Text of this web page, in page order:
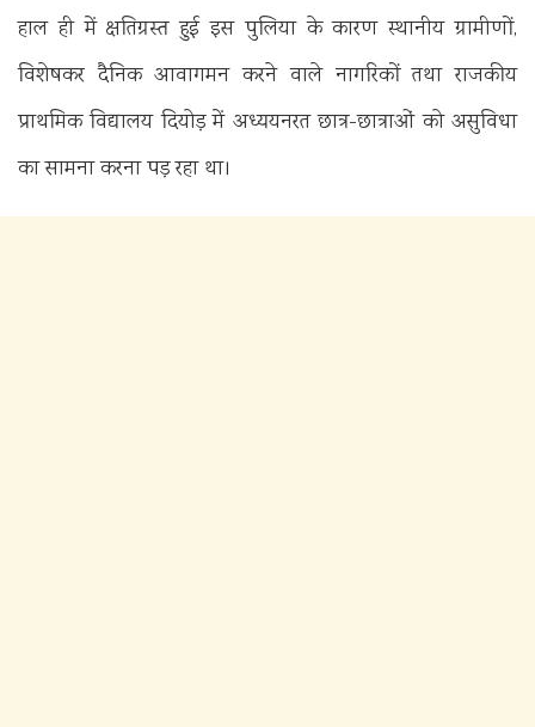
हाल ही में क्षतिग्रस्त हुई इस पुलिया के कारण स्थानीय ग्रामीणों,
विशेषकर दैनिक आवागमन करने वाले नागरिकों तथा राजकीय
प्राथमिक विद्यालय दियोड़ में अध्ययनरत छात्र-छात्राओं को असुविधा
का सामना करना पड़ रहा था।